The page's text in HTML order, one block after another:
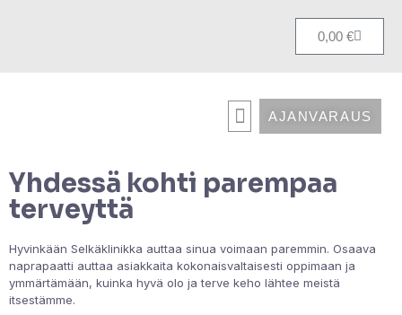
0,00 €
AJANVARAUS
Yhdessä kohti parempaa
terveyttä
Hyvinkään Selkäklinikka auttaa sinua voimaan paremmin. Osaava
naprapaatti auttaa asiakkaita kokonaisvaltaisesti oppimaan ja
ymmärtämään, kuinka hyvä olo ja terve keho lähtee meistä
itsestämme.